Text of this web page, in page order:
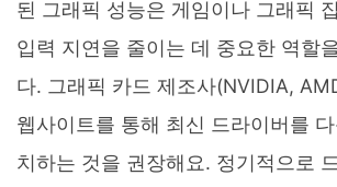
된 그래픽 성능은 게임이나 그래픽
입력 지연을 줄이는 데 중요한 역할
다. 그래픽 카드 제조사(NVIDIA,
웹사이트를 통해 최신 드라이버를
치하는 것을 권장해요. 정기적으로